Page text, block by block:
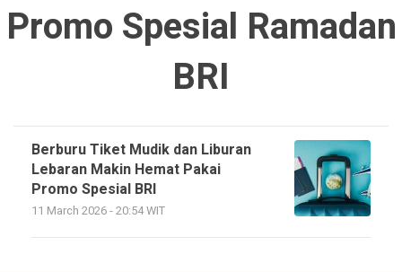
Promo Spesial Ramadan
BRI
Berburu Tiket Mudik dan Liburan
Lebaran Makin Hemat Pakai
Promo Spesial BRI
11 March 2026 - 20:54 WIT